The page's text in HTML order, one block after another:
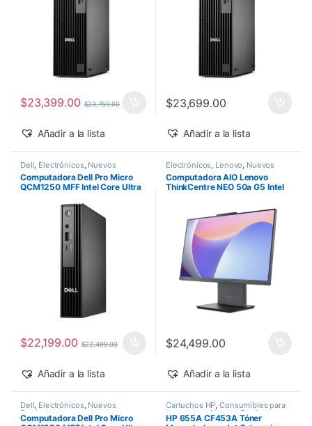
$23,399.00 $23,750.00
Añadir a la lista
$23,699.00
Añadir a la lista
Dell Electrónicos, Nuevos
Productos
Computadora Dell Pro Micro
QCM1250 MFF Intel Core Ultra
Windows 11 Pro
$22,199.00 $22,499.00
Añadir a la lista
Electrónicos Lenovo Nuevos
Productos
Computadora AIO Lenovo
ThinkCentre NEO 50a G5 Intel
512GB SSD Windows 11 Pro
$24,499.00
Añadir a la lista
Dell, Electrónicos, Nuevos
Productos
Computadora Dell Pro Micro
Cartuchos HP,Consumibles para
Impresoras,Nuevos Productos
Sobre Pedido,Toner Original
HP 655A CF453A Tóner